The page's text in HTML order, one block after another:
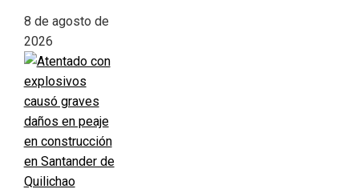
8 de agosto de
2026